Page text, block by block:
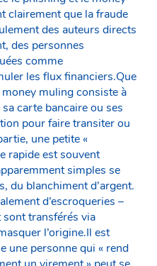
clairement que la fraude
des auteurs directs
des personnes
comme
les flux financiers.Que
muling consiste à
carte bancaire ou ses
pour faire transiter ou
une petite «
rapide est souvent
simples se
du blanchiment d’argent.
d’escroqueries –
transférés via
l’origine.Il est
une personne qui « rend